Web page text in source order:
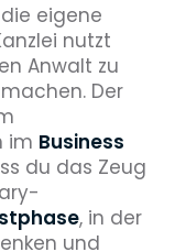
eigene
nutzt
Anwalt zu
Der
im Business
du das Zeug
, in der
und